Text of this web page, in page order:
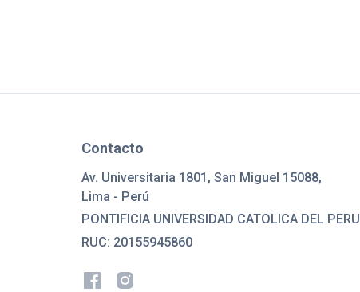
Contacto
Av. Universitaria 1801, San Miguel 15088,
Lima - Perú
PONTIFICIA UNIVERSIDAD CATOLICA DEL PERU
RUC: 20155945860